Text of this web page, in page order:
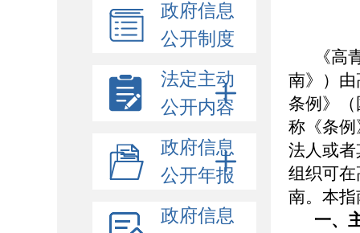
政府信息
公开制度
法定主动
公开内容
政府信息
公开年报
政府信息
《
南》）
条例》
称《条
法人或
组织可在
南。本
一、